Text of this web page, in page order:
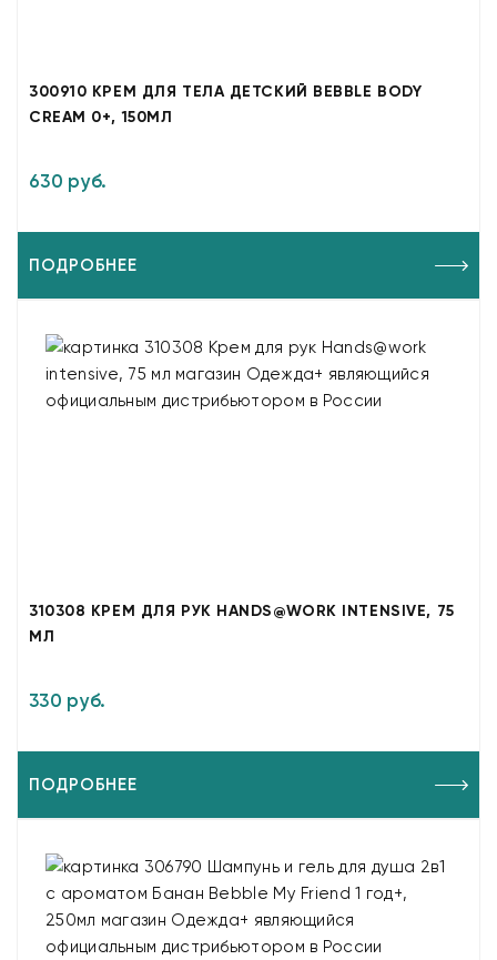
300910 КРЕМ ДЛЯ ТЕЛА ДЕТСКИЙ BEBBLE BODY
CREAM 0+, 150МЛ
630 руб.
ПОДРОБНЕЕ
310308 КРЕМ ДЛЯ РУК HANDS@WORK INTENSIVE, 75
МЛ
330 руб.
ПОДРОБНЕЕ